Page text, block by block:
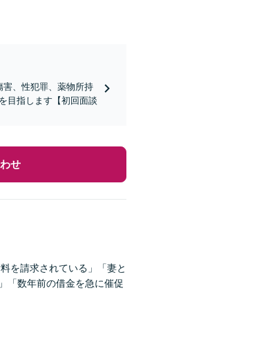
、性犯罪、薬物所持
目指します【初回面談
せ
を請求されている」「妻と
「数年前の借金を急に催促